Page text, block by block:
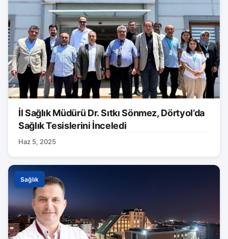
İl Sağlık Müdürü Dr. Sıtkı Sönmez, Dörtyol’da
Sağlık Tesislerini İnceledi
Haz 5, 2025
Sağlık